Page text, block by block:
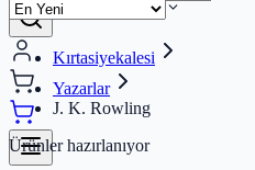
Kırtasiyekalesi
Yazarlar
J. K. Rowling
Ürünler hazırlanıyor